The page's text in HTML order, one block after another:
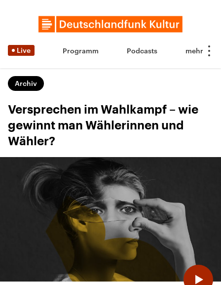
Live Programm Podcasts
Archiv
Versprechen im Wahlkampf – wie
gewinnt man Wählerinnen und
Wähler?